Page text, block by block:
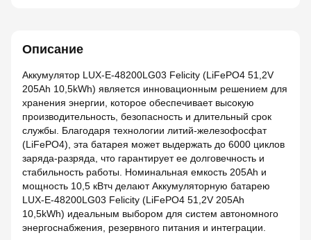
Описание
Аккумулятор LUX-E-48200LG03 Felicity (LiFePO4 51,2V
205Ah 10,5kWh) является инновационным решением для
хранения энергии, которое обеспечивает высокую
производительность, безопасность и длительный срок
службы. Благодаря технологии литий-железофосфат
(LiFePO4), эта батарея может выдержать до 6000 циклов
заряда-разряда, что гарантирует ее долговечность и
стабильность работы. Номинальная емкость 205Ah и
мощность 10,5 кВтч делают Аккумуляторную батарею
LUX-E-48200LG03 Felicity (LiFePO4 51,2V 205Ah
10,5kWh) идеальным выбором для систем автономного
энергоснабжения, резервного питания и интеграции.